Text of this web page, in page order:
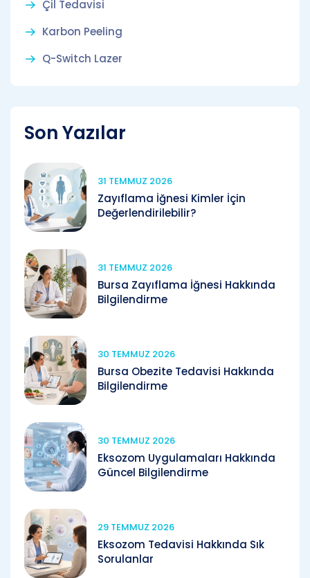
Çil Tedavisi
Karbon Peeling
Q-Switch Lazer
Son Yazılar
31 TEMMUZ 2026
Zayıflama İğnesi Kimler İçin
Değerlendirilebilir?
31 TEMMUZ 2026
Bursa Zayıflama İğnesi Hakkında
Bilgilendirme
30 TEMMUZ 2026
Bursa Obezite Tedavisi Hakkında
Bilgilendirme
30 TEMMUZ 2026
Eksozom Uygulamaları Hakkında
Güncel Bilgilendirme
29 TEMMUZ 2026
Eksozom Tedavisi Hakkında Sık
Sorulanlar